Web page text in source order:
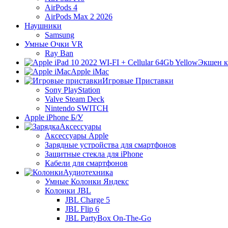
AirPods 4
AirPods Max 2 2026
Наушники
Samsung
Умные Очки VR
Ray Ban
Экшен
Apple iMac
Игровые Приставки
Sony PlayStation
Valve Steam Deck
Nintendo SWITCH
Apple iPhone Б/У
Аксессуары
Аксессуары Apple
Зарядные устройства для смартфонов
Защитные стекла для iPhone
Кабели для смартфонов
Аудиотехника
Умные Колонки Яндекс
Колонки JBL
JBL Charge 5
JBL Flip 6
JBL PartyBox On-The-Go